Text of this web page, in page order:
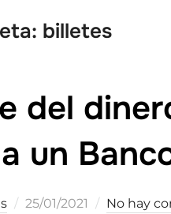
billetes
del
un
Publicado
25/01/2021 No hay